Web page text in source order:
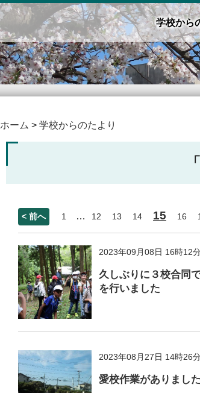
学校から
ホーム > 学校からのたより
< 前へ 1 … 12 13 14 15 16
2023年09月08日 16時12
久しぶりに３校合同
を行いました
2023年08月27日 14時26
愛校作業がありました